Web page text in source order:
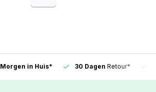
Morgen in Huis* 30 Dagen Retour*